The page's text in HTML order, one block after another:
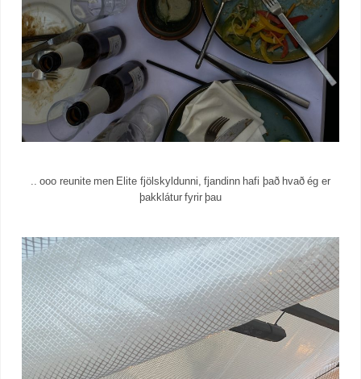
.. ooo reunite men Elite fjölskyldunni, fjandinn hafi það hvað ég er
þakklátur fyrir þau